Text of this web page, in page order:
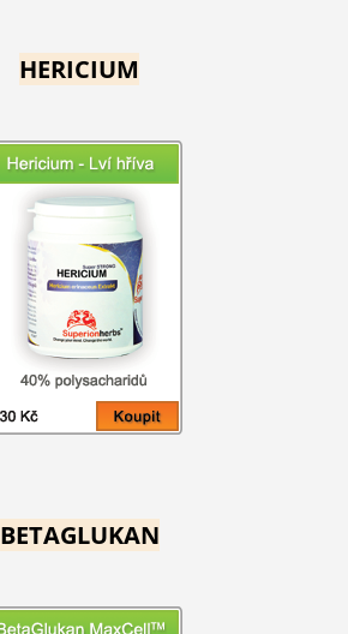
HERICIUM
BETAGLUKAN